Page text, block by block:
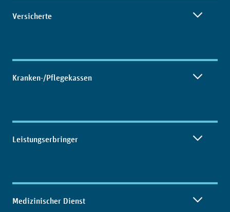
Inhaltsübersicht
Versicherte
Kranken-/Pflegekassen
Leistungserbringer
Medizinischer Dienst